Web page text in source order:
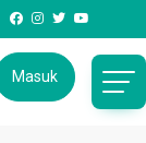
Masuk